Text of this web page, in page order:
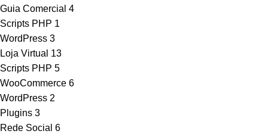
Guia Comercial 4
Scripts PHP 1
WordPress 3
Loja Virtual 13
Scripts PHP 5
WooCommerce 6
WordPress 2
Plugins 3
Rede Social 6